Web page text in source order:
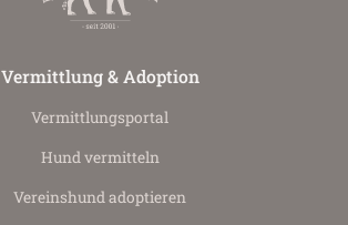
Vermittlung & Adoption
Vermittlungs­portal
Hund vermitteln
Vereinshund adoptieren